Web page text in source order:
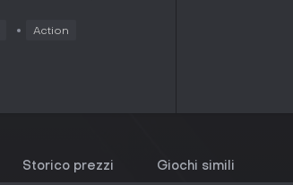
Action
Storico prezzi Giochi simili